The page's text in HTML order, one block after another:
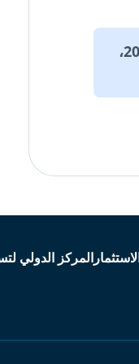
للاطلاع على البيانات والمقالات التاريخية التي تعود لما قبل عام 2020،
المركز الدولي